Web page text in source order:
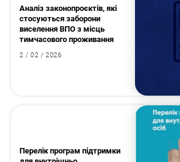
Аналіз законопроєктів, які
стосуються заборони
виселення ВПО з місць
тимчасового проживання
2 / 02 / 2026
Перелік програм підтримки